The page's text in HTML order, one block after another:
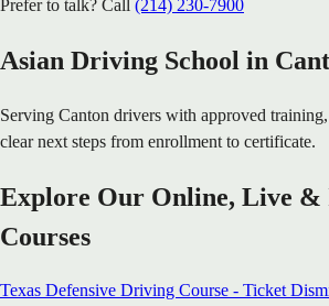
Prefer to talk? Call (214) 230-7900
Asian Driving School in
Serving Canton drivers with approved
clear next steps from enrollment to certificate.
Explore Our Online, Live &
Courses
Texas Defensive Driving Course - Ticket